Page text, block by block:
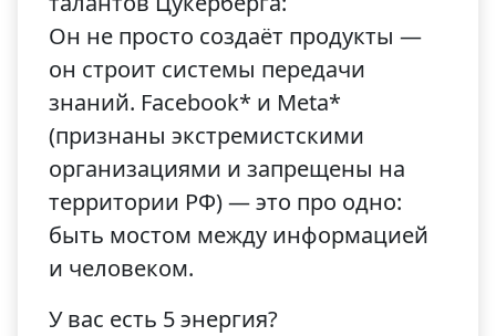
Он не просто создаёт продукты —
он строит системы передачи
знаний. Facebook* и Meta*
(признаны экстремистскими
организациями и запрещены на
территории РФ) — это про одно:
быть мостом между информацией
и человеком.
У вас есть 5 энергия?